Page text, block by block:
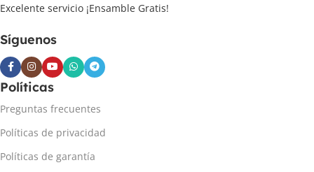
Excelente servicio ¡Ensamble Gratis!
Síguenos
Políticas
Preguntas frecuentes
Políticas de privacidad
Políticas de garantía